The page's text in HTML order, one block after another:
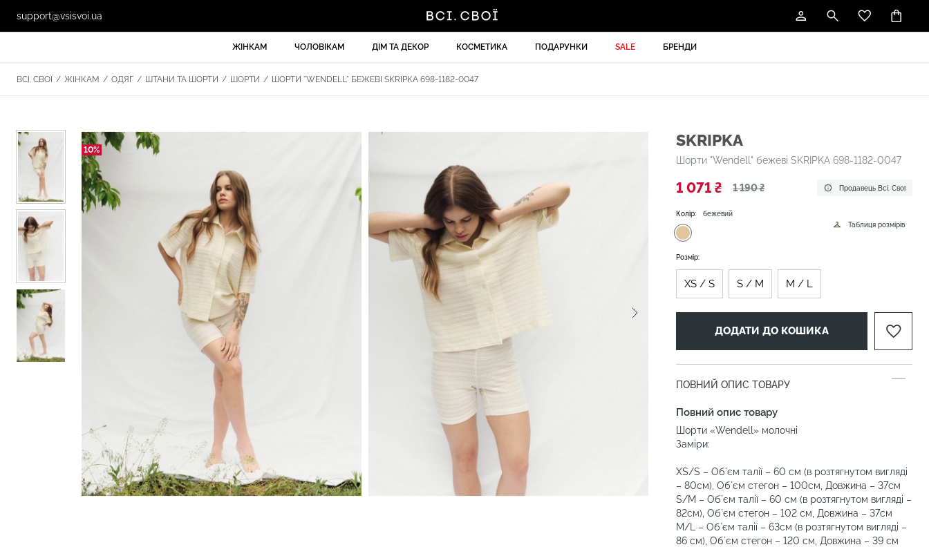
support@vsisvoi.ua
ЖІНКАМ ЧОЛОВІКАМ ДІМ ТА ДЕКОР КОСМЕТИКА ПОДАРУНКИ SALE БРЕНДИ
ВСІ. СВОЇ / ЖІНКАМ / ОДЯГ / ШТАНИ ТА ШОРТИ / ШОРТИ / ШОРТИ "WENDELL" БЕЖЕВІ SKRIPKA 698-1182-0047
10%
SKRIPKA
Шорти "Wendell" бежеві SKRIPKA 698-1182-0047
1 071 ₴ 1 190 ₴ Продавець Всі. Свої
Колір:
бежевий
Таблиця розмірів
Розмір:
XS / S S / M M / L
ДОДАТИ ДО КОШИКА
ПОВНИЙ ОПИС ТОВАРУ
Повний опис товару
Шорти «Wendell» молочні
Заміри:
ХS/S – Обʼєм талії – 60 см (в розтягнутом вигляді
– 80см), Обʼєм стегон – 100см, Довжина – 37см
S/M – Обʼєм талії – 60 см (в розтягнутом вигляді –
82см), Обʼєм стегон – 102 см, Довжина – 37см
M/L – Обʼєм талії – 63см (в розтягнутом вигляді –
86 см), Обʼєм стегон – 120 см, Довжина – 39 см